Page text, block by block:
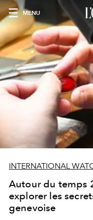
MENU
INTERNATIONAL
Autour du temps
explorer les
genevoise